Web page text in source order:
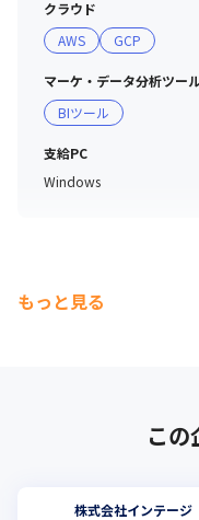
クラウド
AWS
GCP
マーケ・データ分析ツー
BIツール
支給PC
Windows
もっと見る
こ
株式会社インテージ